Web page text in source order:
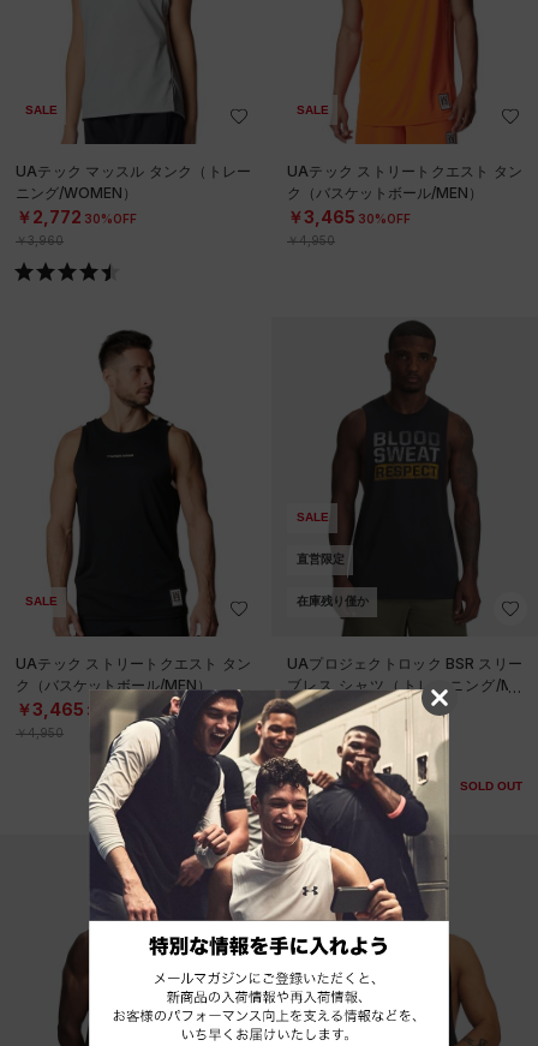
SALE
UAテック マッスル タンク（トレー
ニング/WOMEN）
￥2,772 30%OFF
￥3,960
SALE
UAテック ストリートクエスト タン
ク（バスケットボール/MEN）
￥3,465 30%OFF
￥4,950
SALE
UAテック ストリートクエスト タン
ク（バスケットボール/MEN）
￥3,465 30%OFF
￥4,950
SOLD OUT
SALE
直営限定
在庫残り僅か
UAプロジェクトロック BSR スリー
ブレス シャツ（トレーニング/ME
N）
￥3,85030%OFF
￥5,500
SOLD OUT